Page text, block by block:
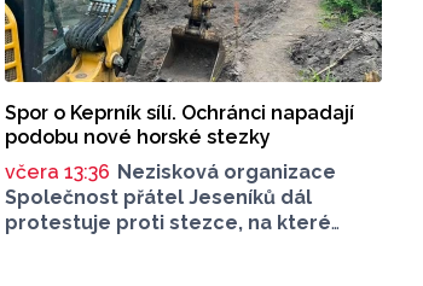
Spor o Keprník sílí. Ochránci napadají
podobu nové horské stezky
včera 13:36 Nezisková organizace
Společnost přátel Jeseníků dál
protestuje proti stezce, na které